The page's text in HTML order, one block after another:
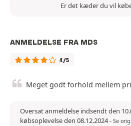
Er det kæder du vil
ANMELDELSE FRA MDS
4/5
Meget godt forhold mellem
Oversat anmeldelse indsendt den
købsoplevelse den 08.12.2024- Se